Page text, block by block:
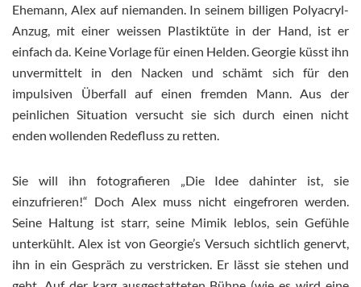
Ehemann, Alex auf niemanden. In seinem billigen Polyacryl-
Anzug, mit einer weissen Plastiktüte in der Hand, ist er
einfach da. Keine Vorlage für einen Helden. Georgie küsst ihn
unvermittelt in den Nacken und schämt sich für den
impulsiven Überfall auf einen fremden Mann. Aus der
peinlichen Situation versucht sie sich durch einen nicht
enden wollenden Redefluss zu retten.
Sie will ihn fotografieren „Die Idee dahinter ist, sie
einzufrieren!“ Doch Alex muss nicht eingefroren werden.
Seine Haltung ist starr, seine Mimik leblos, sein Gefühle
unterkühlt. Alex ist von Georgie’s Versuch sichtlich genervt,
ihn in ein Gespräch zu verstricken. Er lässt sie stehen und